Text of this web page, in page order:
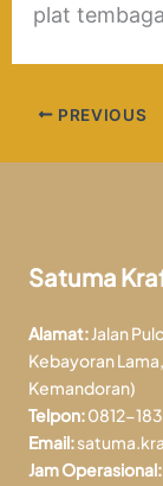
plat tembaga
PREVIOUS
Satuma
Alamat:Jalan
Kebayoran
Kemandoran)
Telpon:0812-
Email:
Jam Operasional: